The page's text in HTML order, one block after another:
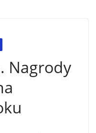
Nagrody